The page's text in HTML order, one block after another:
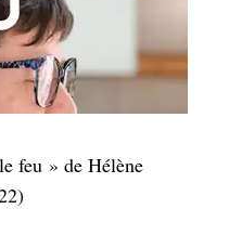
feu » de Hélène